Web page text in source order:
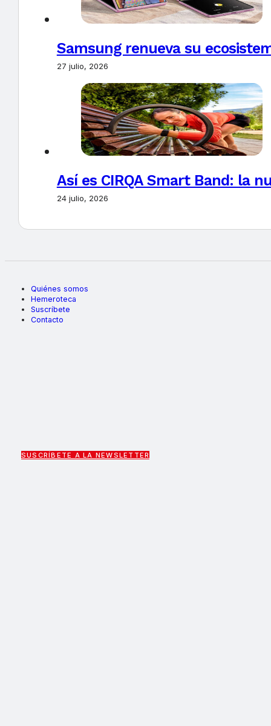
Samsung renueva su
27 julio, 2026
Así es CIRQA Smart Band: la
24 julio, 2026
Quiénes somos
Hemeroteca
Suscríbete
Contacto
SUSCRÍBETE A LA NEWSLETTER